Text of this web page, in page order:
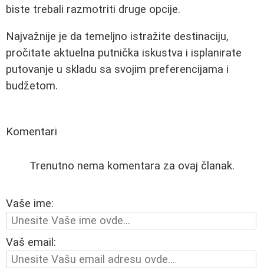
biste trebali razmotriti druge opcije.
Najvažnije je da temeljno istražite destinaciju,
pročitate aktuelna putnička iskustva i isplanirate
putovanje u skladu sa svojim preferencijama i
budžetom.
Komentari
Trenutno nema komentara za ovaj članak.
Vaše ime:
Vaš email: